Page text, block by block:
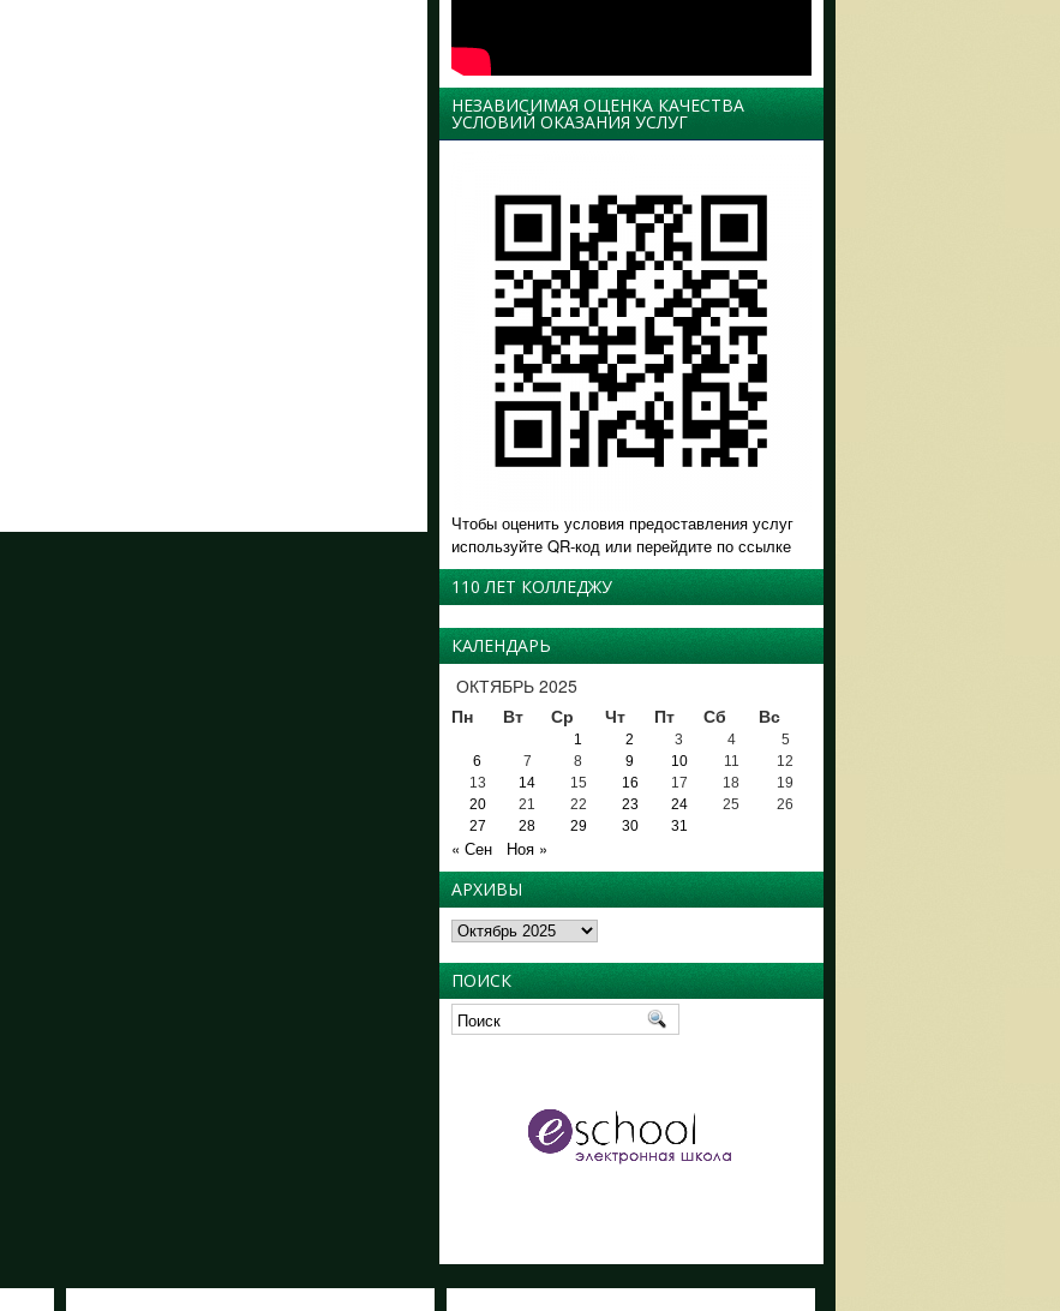
НЕЗАВИСИМАЯ ОЦЕНКА КАЧЕСТВА
УСЛОВИЙ ОКАЗАНИЯ УСЛУГ
Чтобы оценить условия предоставления услуг
используйте QR-код или перейдите по ссылке
110 ЛЕТ КОЛЛЕДЖУ
КАЛЕНДАРЬ
ОКТЯБРЬ 2025
Пн
Вт Ср Чт Пт Сб Вс
1 2 3 4
5
6
7 8 9 10 11
12
13
14 15 16 17 18
19
20
21 22 23 24 25
26
27
28 29 30 31
« Сен
Ноя »
АРХИВЫ
Архивы
ПОИСК